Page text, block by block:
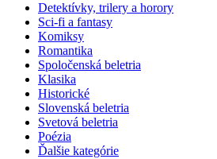
Detektívky, trilery a horory
Sci-fi a fantasy
Komiksy
Romantika
Spoločenská beletria
Klasika
Historické
Slovenská beletria
Svetová beletria
Poézia
Ďalšie kategórie